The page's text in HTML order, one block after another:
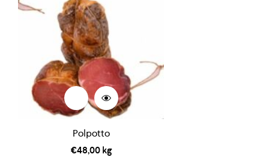
Polpotto
€48,00kg